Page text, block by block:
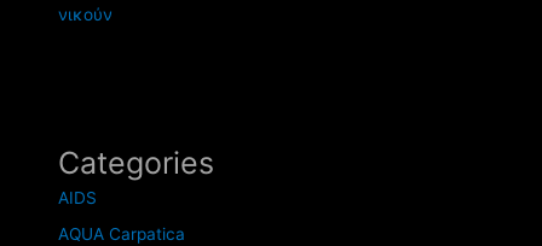
νικούν
Categories
AIDS
AQUA Carpatica